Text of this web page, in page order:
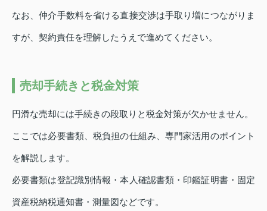
なお、仲介手数料を省ける直接交渉は手取り増につながりま
すが、契約責任を理解したうえで進めてください。
売却手続きと税金対策
円滑な売却には手続きの段取りと税金対策が欠かせません。
ここでは必要書類、税負担の仕組み、専門家活用のポイント
を解説します。
必要書類は登記識別情報・本人確認書類・印鑑証明書・固定
資産税納税通知書・測量図などです。